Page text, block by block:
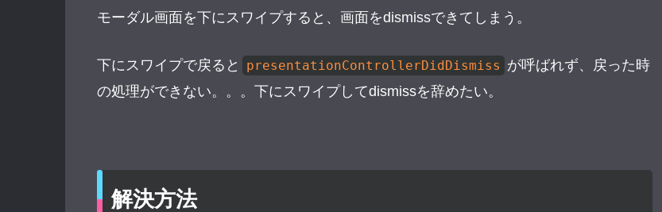
モーダル画面を下にスワイプすると、画面をdismissできてしまう。
下にスワイプで戻ると presentationControllerDidDismiss が呼ばれず、戻った時
の処理ができない。。。下にスワイプしてdismissを辞めたい。
解決方法